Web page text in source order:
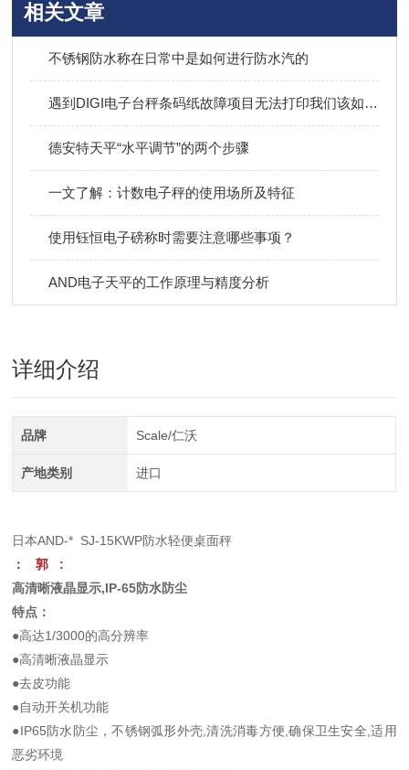
相关文章
不锈钢防水称在日常中是如何进行防水汽的
遇到DIGI电子台秤条码纸故障项目无法打印我们该如何解决？
德安特天平“水平调节”的两个步骤
一文了解：计数电子秤的使用场所及特征
使用钰恒电子磅称时需要注意哪些事项？
AND电子天平的工作原理与精度分析
详细介绍
品牌 Scale/仁沃
产地类别 进口
日本AND-* SJ-15KWP防水轻便桌面秤
： 郭 :
高清晰液晶显示,IP-65防水防尘
特点：
●高达1/3000的高分辨率
●高清晰液晶显示
●去皮功能
●自动开关机功能
●IP65防水防尘，不锈钢弧形外壳,清洗消毒方便,确保卫生安全,适用
恶劣环境